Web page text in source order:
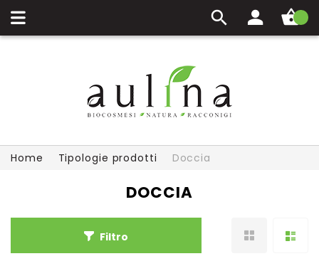
Carrello
Home Tipologie prodotti Doccia
DOCCIA
Filtro